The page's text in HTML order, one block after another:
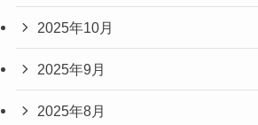
2025年10月
2025年9月
2025年8月